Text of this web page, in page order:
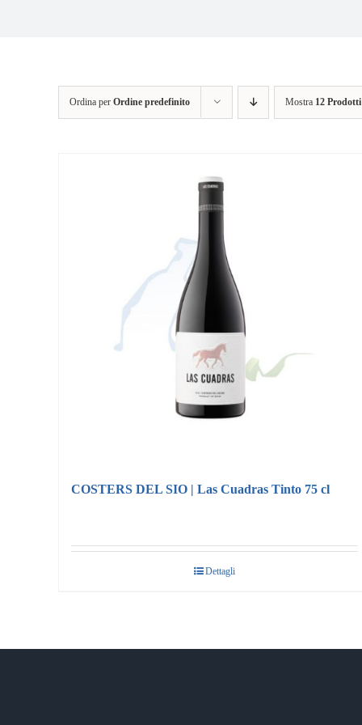
Ordina per Ordine predefinito Mostra 12 Prodotti
COSTERS DEL SIO | Las Cuadras Tinto 75 cl
Dettagli